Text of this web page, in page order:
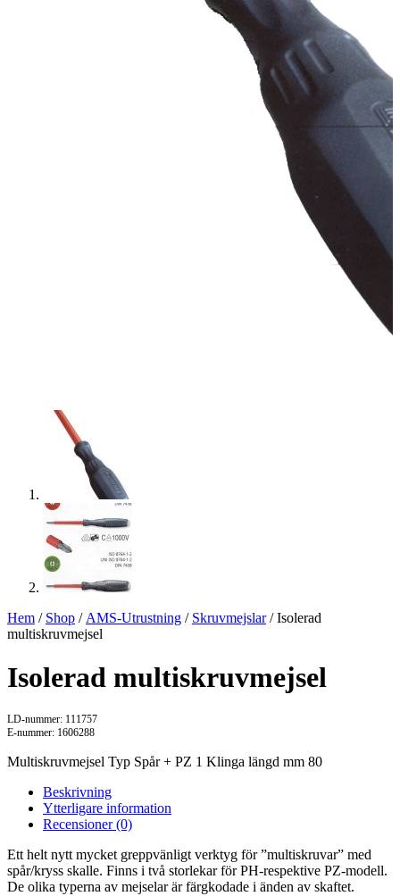
Hem / Shop / AMS-Utrustning / Skruvmejslar/ Isolerad
multiskruvmejsel
Isolerad multiskruvmejsel
LD-nummer: 111757
E-nummer: 1606288
Multiskruvmejsel Typ Spår + PZ 1 Klinga längd mm 80
Beskrivning
Ytterligare information
Recensioner (0)
Ett helt nytt mycket greppvänligt verktyg för ”multiskruvar” med
spår/kryss skalle. Finns i två storlekar för PH-respektive PZ-modell.
De olika typerna av mejselar är färgkodade i änden av skaftet.